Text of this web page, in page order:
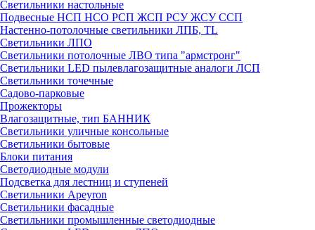
Светильники настольные
Подвесные НСП НСО РСП ЖСП РСУ ЖСУ ССП
Настенно-потолочные светильники ЛПБ, TL
Светильники ЛПО
Светильники потолочные ЛВО типа "армстронг"
Светильники LED пылевлагозащитные аналоги ЛСП
Светильники точечные
Садово-парковые
Прожекторы
Влагозащитные, тип БАННИК
Светильники уличные консольные
Светильники бытовые
Блоки питания
Светодиодные модули
Подсветка для лестниц и ступеней
Светильники Apeyron
Светильники фасадные
Светильники промышленные светодиодные